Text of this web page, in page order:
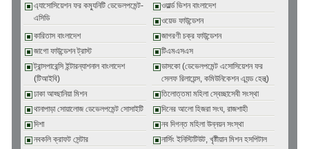
এ্যাসোসিয়েশন ফর কম্যুনিটি ডেভেলপমেন্ট-
এসিডি
ওয়ার্ল্ড ভিশন বাংলাদেশ
ওয়েভ ফাউন্ডেশন
কারিতাস বাংলাদেশ
জাগরণী চক্র ফাউন্ডেশন
জাগো ফাউন্ডেশন ট্রাস্ট
টিএমএসএস
ট্রান্সপারেন্সি ইন্টারন্যাশনাল বাংলাদেশ
(টিআইবি)
ডাসকো (ডেভেলপমেন্ট এসোসিয়েশন ফর
সেলফ রিলায়েন্স, কমিউনিকেশন এ্যন্ড হেল্থ্)
ঢাকা আহ্ছানিয়া মিশন
তিলোত্তমা মহিলা স্বেচ্ছাসেবী সংস্থা
থানাপাড়া সোয়ালোজ ডেভেলপমেন্ট সোসাইটি
দিনের আলো হিজরা সংঘ, রাজশাহী
দিশা
নব দিগন্ত মহিলা উন্নয়ন সংস্থা
নবকলি ক্রাফট সেন্টার
নার্সিং ইনিস্টিটিউট, খৃষ্টীয়ান মিশন হসপিটাল